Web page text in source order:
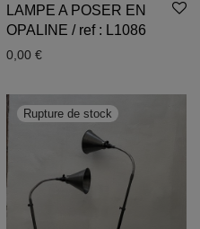
LAMPE A POSER EN
OPALINE / ref : L1086
0,00 €